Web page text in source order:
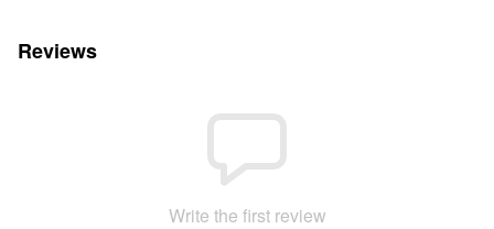
Reviews
Write the first review